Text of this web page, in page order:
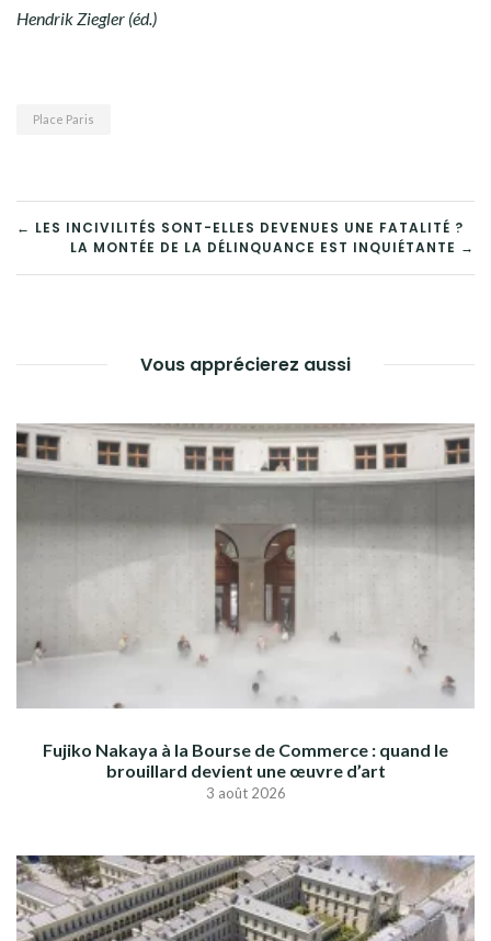
Hendrik Ziegler (éd.)
Place Paris
NAVIGATION
DE
← LES INCIVILITÉS SONT-ELLES DEVENUES UNE FATALITÉ ?
LA MONTÉE DE LA DÉLINQUANCE EST INQUIÉTANTE →
Vous apprécierez aussi
Fujiko Nakaya à la Bourse de Commerce : quand le
brouillard devient une œuvre d’art
3 août 2026